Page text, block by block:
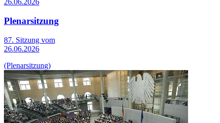
26.06.2026
Plenarsitzung
87. Sitzung vom
26.06.2026
(Plenarsitzung)